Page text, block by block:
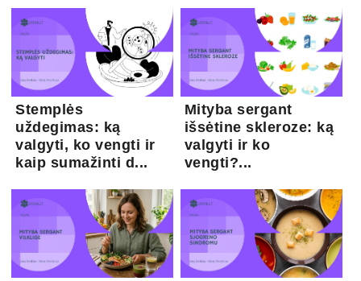
Stemplės
uždegimas: ką
valgyti, ko vengti ir
kaip sumažinti d...
Mityba sergant
išsėtine skleroze: ką
valgyti ir ko
vengti?...